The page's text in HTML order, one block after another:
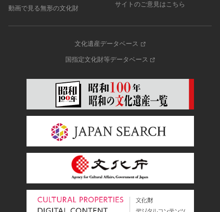
動画で見る無形の文化財 サイトのご意見はこちら
文化遺産データベース
国指定文化財等データベース